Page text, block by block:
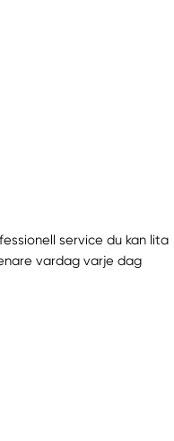
service du kan lita
vardag varje dag